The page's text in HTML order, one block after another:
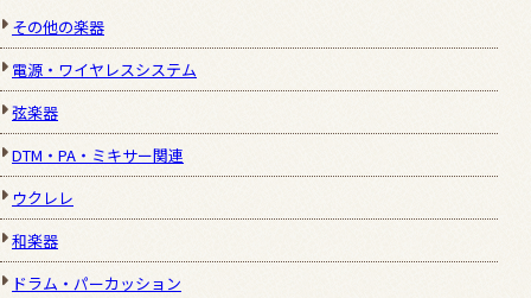
その他の楽器
電源・ワイヤレスシステム
弦楽器
DTM・PA・ミキサー関連
ウクレレ
和楽器
ドラム・パーカッション